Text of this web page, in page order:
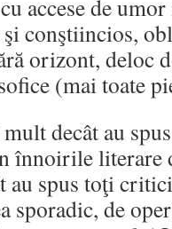
accese de
conştiincios,
orizont, deloc
(mai toate
decât au
înnoirile literare
au spus toţi
sporadic, de